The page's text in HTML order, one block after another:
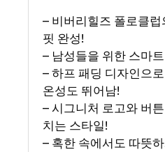
– 비버리힐즈 폴로클
핏 완성!
– 남성들을 위한 스마
– 하프 패딩 디자인으
온성도 뛰어남!
– 시그니처 로고와 버
치는 스타일!
– 혹한 속에서도 따뜻